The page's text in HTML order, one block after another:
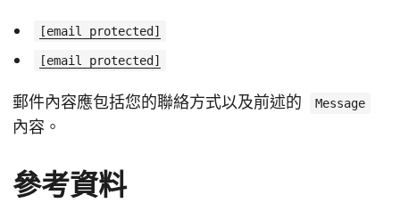
[email protected]
[email protected]
郵件內容應包括您的聯絡方式以及前述的 Message
內容。
參考資料